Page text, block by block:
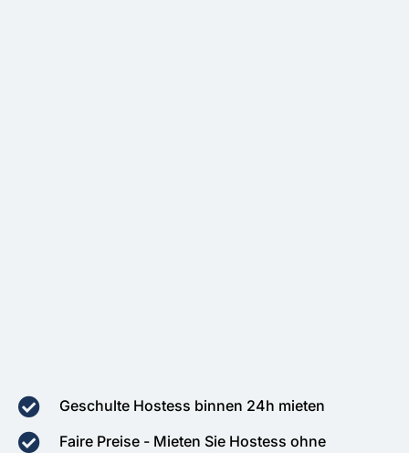
Geschulte Hostess binnen 24h mieten
Faire Preise - Mieten Sie Hostess ohne